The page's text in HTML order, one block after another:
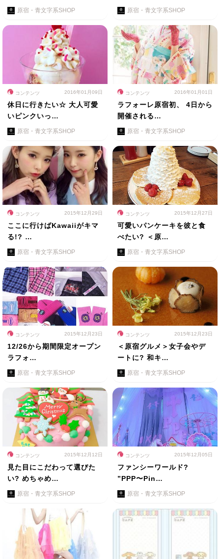
原宿・青文字系SHOP 原宿・青文字系SHOP
コンテンツ 2016年01月09日
休日に行きたい☆ 大人可愛
いピンクいっ…
原宿・青文字系SHOP
コンテンツ 2016年01月01日
ラフォーレ原宿初、 4日から
開催される…
原宿・青文字系SHOP
コンテンツ 2015年12月29日
ここに行けばKawaiiがキマ
る!? …
原宿・青文字系SHOP
コンテンツ 2015年12月27日
可愛いパンケーキを彼と食
べたい? ＜原…
原宿・青文字系SHOP
コンテンツ 2015年12月23日
12/26から期間限定オープン
ラフォ…
原宿・青文字系SHOP
コンテンツ 2015年12月23日
＜原宿グルメ＞女子会やデ
ートに? 和キ…
原宿・青文字系SHOP
コンテンツ 2015年12月12日
見た目にこだわって選びた
い? めちゃめ…
原宿・青文字系SHOP
コンテンツ 2015年12月05日
ファンシーワールド?
”PPP〜Pin…
原宿・青文字系SHOP